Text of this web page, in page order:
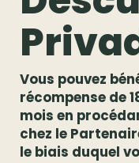
Vous pouvez
récompense de
mois en
chez le
le biais duquel